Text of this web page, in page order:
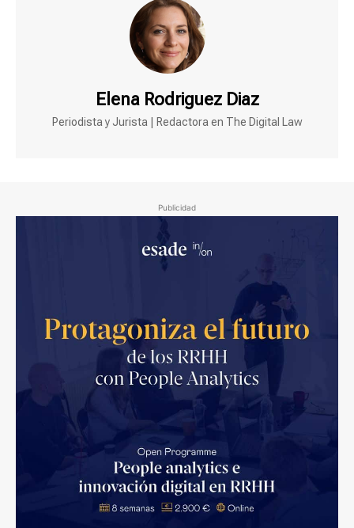
Elena Rodriguez Diaz
Periodista y Jurista | Redactora en The Digital Law
Publicidad